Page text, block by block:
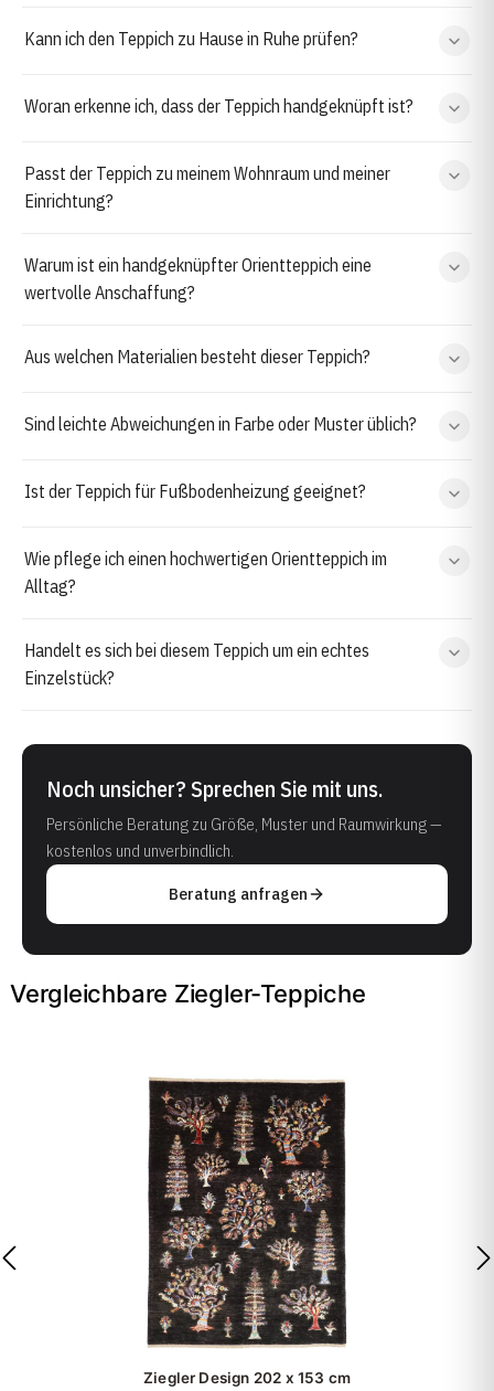
Kann ich den Teppich zu Hause in Ruhe prüfen?
Woran erkenne ich, dass der Teppich handgeknüpft ist?
Passt der Teppich zu meinem Wohnraum und meiner
Einrichtung?
Warum ist ein handgeknüpfter Orientteppich eine
wertvolle Anschaffung?
Aus welchen Materialien besteht dieser Teppich?
Sind leichte Abweichungen in Farbe oder Muster üblich?
Ist der Teppich für Fußbodenheizung geeignet?
Wie pflege ich einen hochwertigen Orientteppich im
Alltag?
Handelt es sich bei diesem Teppich um ein echtes
Einzelstück?
Noch unsicher? Sprechen Sie mit uns.
Persönliche Beratung zu Größe, Muster und Raumwirkung —
kostenlos und unverbindlich.
Beratung anfragen
Vergleichbare Ziegler-Teppiche
Ziegler Design 202 x 153 cm